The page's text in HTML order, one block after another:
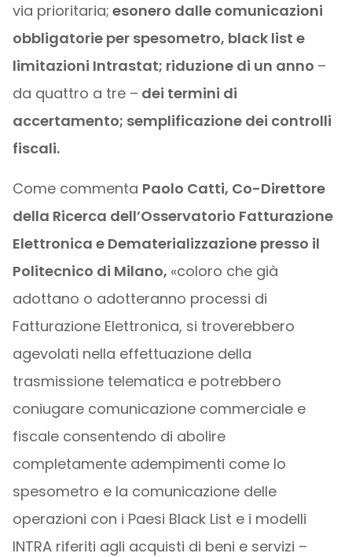
via prioritaria; esonero dalle comunicazioni
obbligatorie per spesometro, black list e
limitazioni Intrastat; riduzione di un anno –
da quattro a tre – dei termini di
accertamento; semplificazione dei controlli
fiscali.
Come commenta Paolo Catti, Co-Direttore
della Ricerca dell’Osservatorio Fatturazione
Elettronica e Dematerializzazione presso il
Politecnico di Milano, «coloro che già
adottano o adotteranno processi di
Fatturazione Elettronica, si troverebbero
agevolati nella effettuazione della
trasmissione telematica e potrebbero
coniugare comunicazione commerciale e
fiscale consentendo di abolire
completamente adempimenti come lo
spesometro e la comunicazione delle
operazioni con i Paesi Black List e i modelli
INTRA riferiti agli acquisti di beni e servizi –